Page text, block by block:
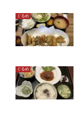
ぐるめ
ぐるめ